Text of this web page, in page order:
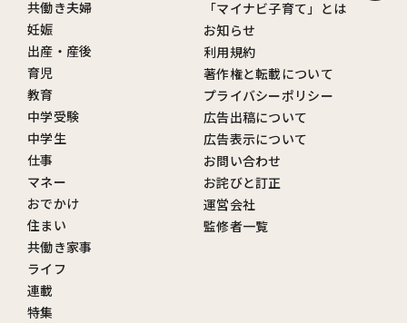
共働き夫婦
妊娠
出産・産後
育児
教育
中学受験
中学生
仕事
マネー
おでかけ
住まい
共働き家事
ライフ
連載
特集
「マイナビ子育て」とは
お知らせ
利用規約
著作権と転載について
プライバシーポリシー
広告出稿について
広告表示について
お問い合わせ
お詫びと訂正
運営会社
監修者一覧